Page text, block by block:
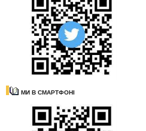
МИ В СМАРТФОНІ